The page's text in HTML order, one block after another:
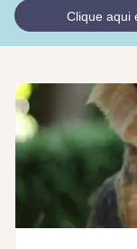
Clique aqui